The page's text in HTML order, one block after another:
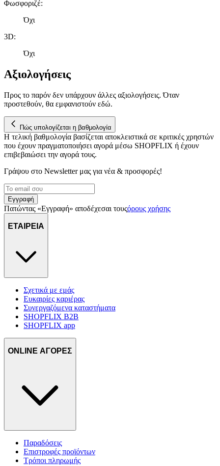
Φωσφοριζέ:
Όχι
3D:
Όχι
Αξιολογήσεις
Προς το παρόν δεν υπάρχουν άλλες αξιολογήσεις. Όταν
προστεθούν, θα εμφανιστούν εδώ.
Πώς υπολογίζεται η βαθμολογία
Η τελική βαθμολογία βασίζεται αποκλειστικά σε κριτικές χρηστών
που έχουν πραγματοποιήσει αγορά μέσω SHOPFLIX ή έχουν
επιβεβαιώσει την αγορά τους.
Γράψου στο Νewsletter μας για νέα & προσφορές!
Εγγραφή
Πατώντας «Εγγραφή» αποδέχεσαι τουςόρους χρήσης
ΕΤΑΙΡΕΙΑ
Σχετικά με εμάς
Ευκαιρίες καριέρας
Συνεργαζόμενα καταστήματα
SHOPFLIX B2B
SHOPFLIX app
ONLINE ΑΓΟΡΕΣ
Παραδόσεις
Επιστροφές προϊόντων
Τρόποι πληρωμής